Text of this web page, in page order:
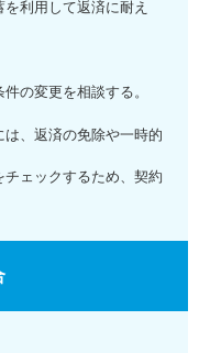
利用して返済に耐え
の変更を相談する。
、返済の免除や一時的
ェックするため、契約